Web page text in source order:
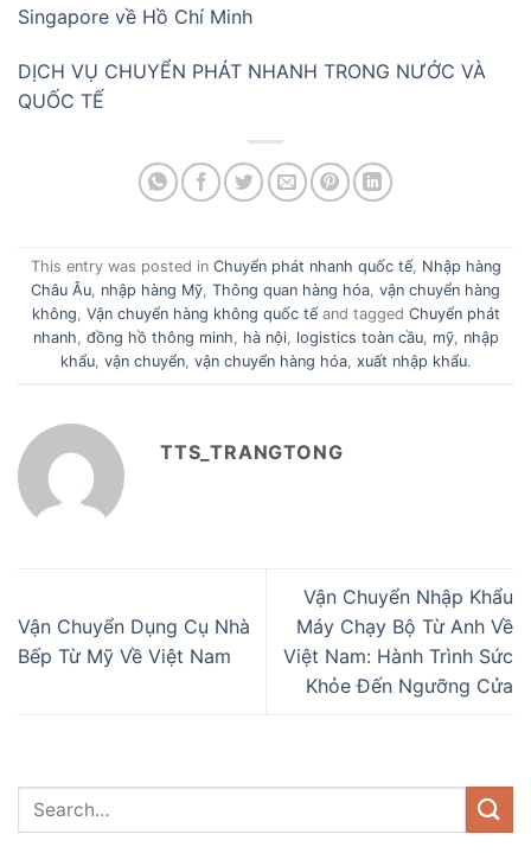
Singapore về Hồ Chí Minh
DỊCH VỤ CHUYỂN PHÁT NHANH TRONG NƯỚC VÀ
QUỐC TẾ
This entry was posted in Chuyển phát nhanh quốc tế, Nhập hàng
Châu Âu nhập hàng Mỹ Thông quan hàng hóa vận chuyển hàng
không Vận chuyển hàng không quốc tếand tagged Chuyển phát
nhanh đồng hồ thông minh hà nội, logistics toàn cầu, mỹ, nhập
khẩu, vận chuyển, vận chuyển hàng hóa, xuất nhập khẩu.
TTS_TRANGTONG
Vận Chuyển Dụng Cụ Nhà
Bếp Từ Mỹ Về Việt Nam
Vận Chuyển Nhập Khẩu
Máy Chạy Bộ Từ Anh Về
Việt Nam: Hành Trình Sức
Khỏe Đến Ngưỡng Cửa